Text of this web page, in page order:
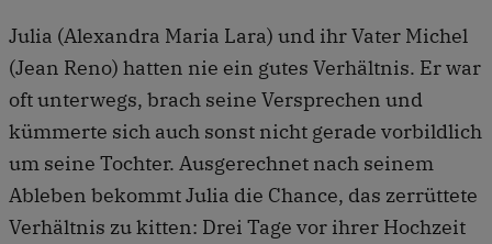
Julia (Alexandra Maria Lara) und ihr Vater Michel
(Jean Reno) hatten nie ein gutes Verhältnis. Er war
oft unterwegs, brach seine Versprechen und
kümmerte sich auch sonst nicht gerade vorbildlich
um seine Tochter. Ausgerechnet nach seinem
Ableben bekommt Julia die Chance, das zerrüttete
Verhältnis zu kitten: Drei Tage vor ihrer Hochzeit